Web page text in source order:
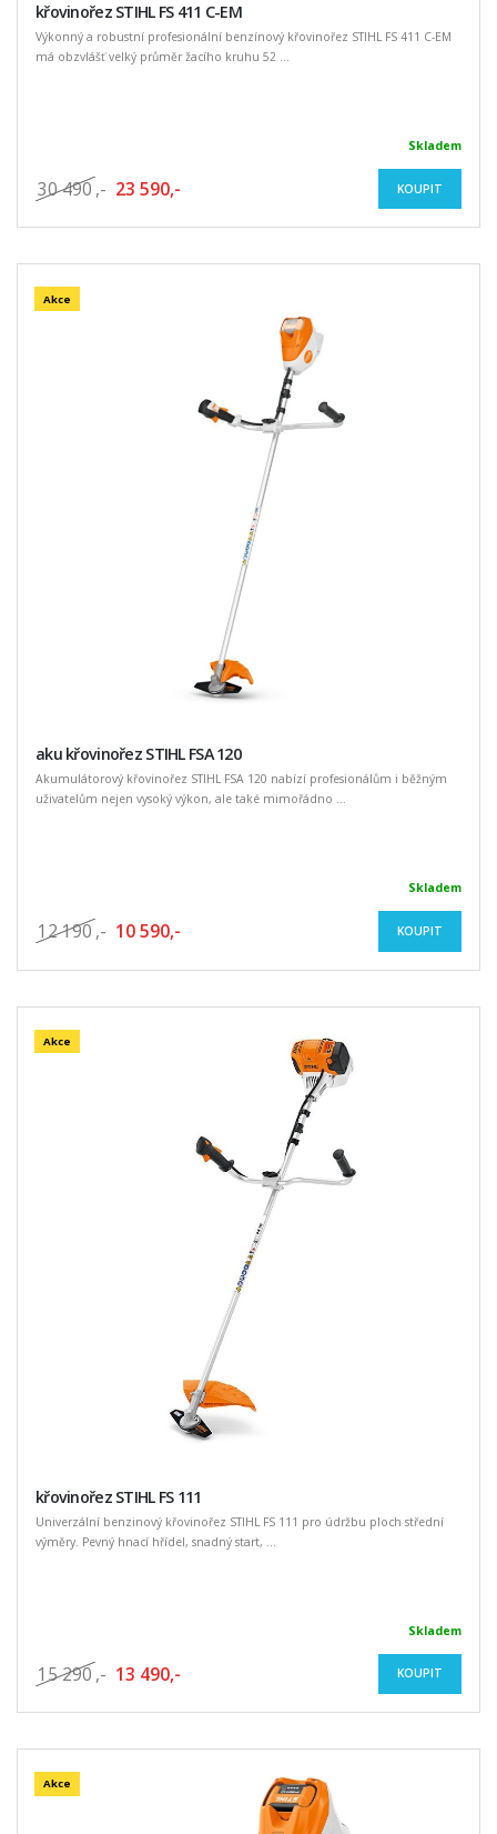
křovinořez STIHL FS 411 C-EM
Výkonný a robustní profesionální benzínový křovinořez STIHL FS 411 C-EM
má obzvlášť velký průměr žacího kruhu 52 ...
Skladem
30 490 ,- 23 590,- KOUPIT
Akce
aku křovinořez STIHL FSA 120
Akumulátorový křovinořez STIHL FSA 120 nabízí profesionálům i běžným
uživatelům nejen vysoký výkon, ale také mimořádno ...
Skladem
12 190 ,- 10 590,- KOUPIT
Akce
křovinořez STIHL FS 111
Univerzální benzinový křovinořez STIHL FS 111 pro údržbu ploch střední
výměry. Pevný hnací hřídel, snadný start, ...
Skladem
15 290 ,- 13 490,- KOUPIT
Akce